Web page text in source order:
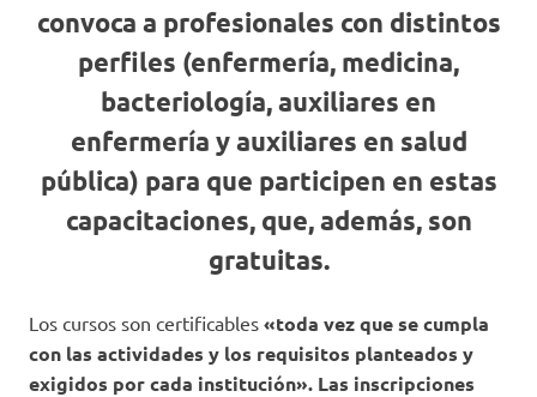
convoca a profesionales con distintos
perfiles (enfermería, medicina,
bacteriología, auxiliares en
enfermería y auxiliares en salud
pública) para que participen en estas
capacitaciones, que, además, son
gratuitas.
Los cursos son certificables «toda vez que se cumpla
con las actividades y los requisitos planteados y
exigidos por cada institución». Las inscripciones